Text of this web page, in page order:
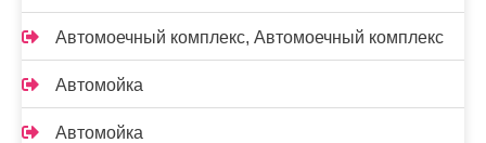
Автомоечный комплекс, Автомоечный комплекс
Автомойка
Автомойка